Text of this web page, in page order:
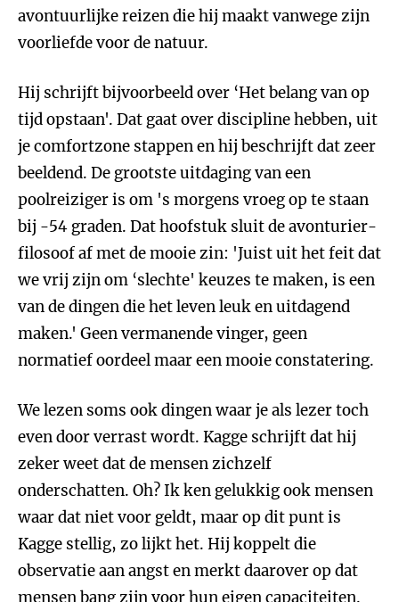
avontuurlijke reizen die hij maakt vanwege zijn
voorliefde voor de natuur.
Hij schrijft bijvoorbeeld over ‘Het belang van op
tijd opstaan'. Dat gaat over discipline hebben, uit
je comfortzone stappen en hij beschrijft dat zeer
beeldend. De grootste uitdaging van een
poolreiziger is om 's morgens vroeg op te staan
bij -54 graden. Dat hoofstuk sluit de avonturier-
filosoof af met de mooie zin: 'Juist uit het feit dat
we vrij zijn om ‘slechte' keuzes te maken, is een
van de dingen die het leven leuk en uitdagend
maken.' Geen vermanende vinger, geen
normatief oordeel maar een mooie constatering.
We lezen soms ook dingen waar je als lezer toch
even door verrast wordt. Kagge schrijft dat hij
zeker weet dat de mensen zichzelf
onderschatten. Oh? Ik ken gelukkig ook mensen
waar dat niet voor geldt, maar op dit punt is
Kagge stellig, zo lijkt het. Hij koppelt die
observatie aan angst en merkt daarover op dat
mensen bang zijn voor hun eigen capaciteiten.